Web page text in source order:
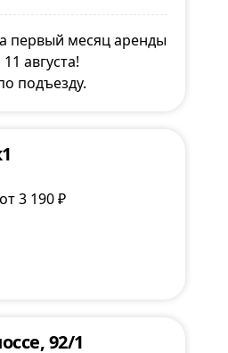
первый месяц аренды
августа!
подъезду.
3 190 ₽
92/1